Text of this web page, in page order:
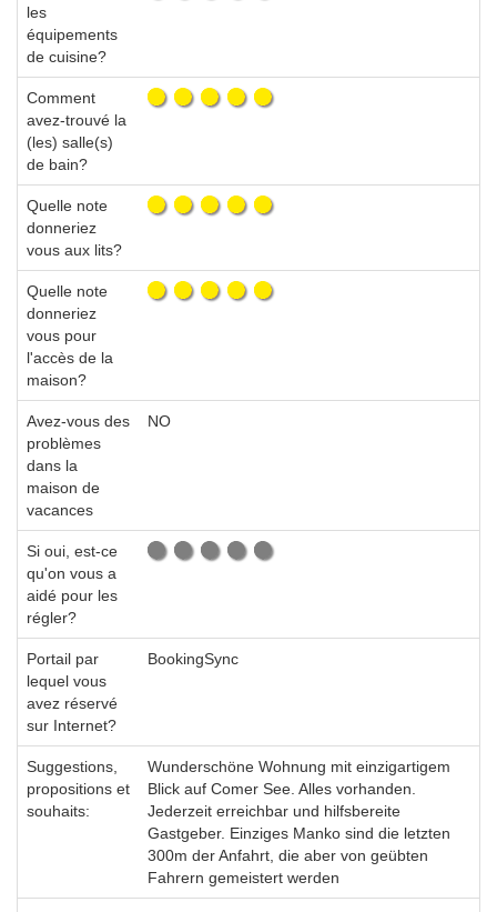
les
équipements
de cuisine?
Comment
avez-trouvé la
(les) salle(s)
de bain?
Quelle note
donneriez
vous aux lits?
Quelle note
donneriez
vous pour
l'accès de la
maison?
Avez-vous des
problèmes
dans la
maison de
vacances
NO
Si oui, est-ce
qu'on vous a
aidé pour les
régler?
Portail par
lequel vous
avez réservé
sur Internet?
BookingSync
Suggestions,
propositions et
souhaits:
Wunderschöne Wohnung mit einzigartigem
Blick auf Comer See. Alles vorhanden.
Jederzeit erreichbar und hilfsbereite
Gastgeber. Einziges Manko sind die letzten
300m der Anfahrt, die aber von geübten
Fahrern gemeistert werden